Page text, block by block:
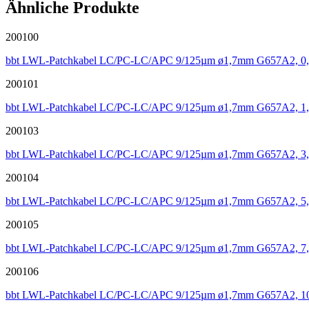
Ähnliche Produkte
200100
bbt LWL-Patchkabel LC/PC-LC/APC 9/125µm ø1,7mm G657A2,
200101
bbt LWL-Patchkabel LC/PC-LC/APC 9/125µm ø1,7mm G657A2,
200103
bbt LWL-Patchkabel LC/PC-LC/APC 9/125µm ø1,7mm G657A2,
200104
bbt LWL-Patchkabel LC/PC-LC/APC 9/125µm ø1,7mm G657A2,
200105
bbt LWL-Patchkabel LC/PC-LC/APC 9/125µm ø1,7mm G657A2,
200106
bbt LWL-Patchkabel LC/PC-LC/APC 9/125µm ø1,7mm G657A2,